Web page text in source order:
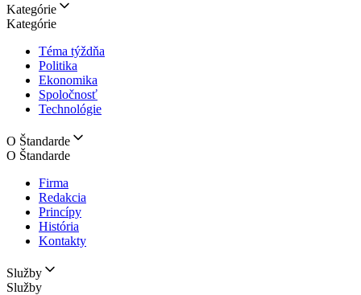
Kategórie
Kategórie
Téma týždňa
Politika
Ekonomika
Spoločnosť
Technológie
O Štandarde
O Štandarde
Firma
Redakcia
Princípy
História
Kontakty
Služby
Služby